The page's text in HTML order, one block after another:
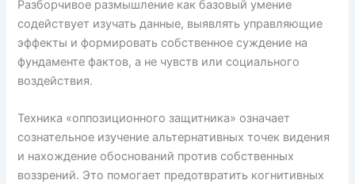
Разборчивое размышление как базовый умение
содействует изучать данные, выявлять управляющие
эффекты и формировать собственное суждение на
фундаменте фактов, а не чувств или социального
воздействия.
Техника «оппозиционного защитника» означает
сознательное изучение альтернативных точек видения
и нахождение обоснований против собственных
воззрений. Это помогает предотвратить когнитивных